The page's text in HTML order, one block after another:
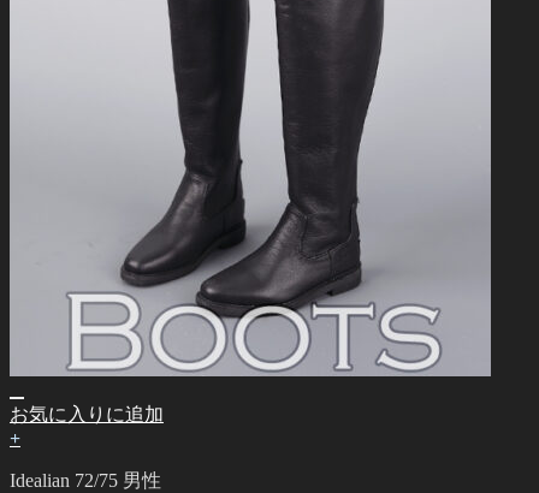
お気に入りに追加
+
Idealian 72/75 男性